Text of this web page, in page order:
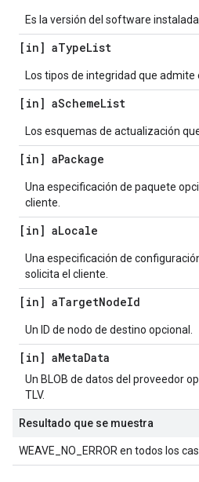
Es la versión del software
[in] aTypeList
Los tipos de integridad que admite
[in] aSchemeList
Los esquemas de actualización
[in] aPackage
Una especificación de paquete
cliente.
[in] aLocale
Una especificación de
solicita el cliente.
[in] aTargetNodeId
Un ID de nodo de destino opcional.
[in] aMetaData
Un BLOB de datos del proveedor
TLV.
Resultado que se muestra
WEAVE_NO_ERROR en todos los